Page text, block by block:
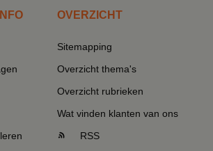
OVERZICHT
Sitemapping
Overzicht thema's
Overzicht rubrieken
Wat vinden klanten van ons
RSS